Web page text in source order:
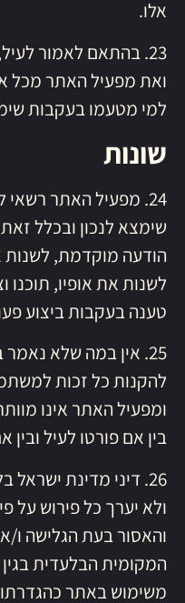
אלו.
23. בהתאם לאמור
ואת מפעיל האתר מכל
למי מטעמו בעקבות
שונות
24. מפעיל האתר
שימצא לנכון ובכלל
הודעה מוקדמת, לשנות
לשנות את אופיו,
טענה בעקבות ביצוע
25. אין במה שלא
להקנות כל זכות
ומפעיל האתר אינו
בין אם פורטו לעיל
26. דיני מדינת
ולא יערך כל פירוש על
והאסור בעת הגלישה
המקומית הבלעדית בגין
משימוש באתר